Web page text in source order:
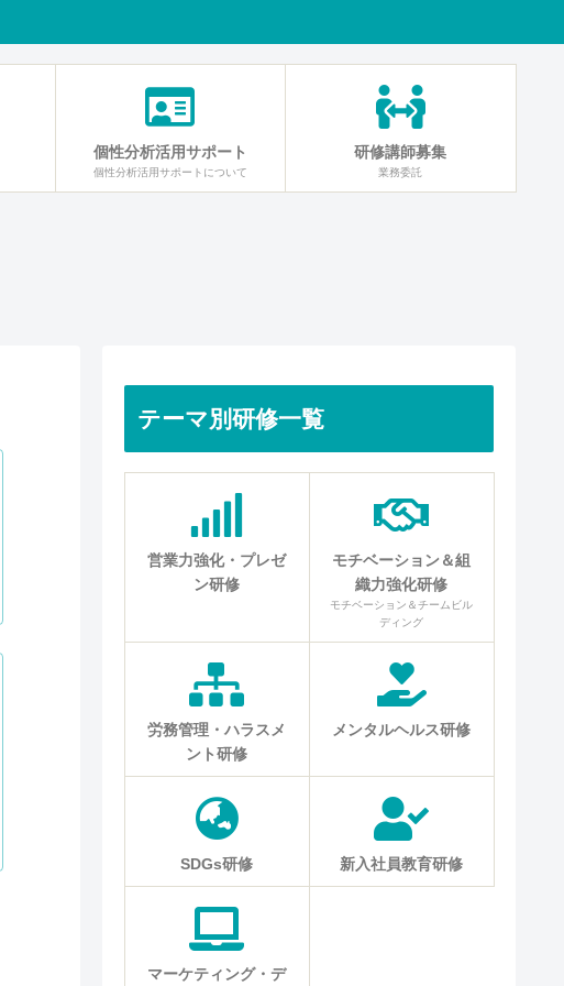
個性分析活用サポート
個性分析活用サポートについて
研修講師募集
業務委託
テーマ別研修一覧
営業力強化・プレゼ
ン研修
モチベーション＆組
織力強化研修
モチベーション＆チームビル
ディング
労務管理・ハラスメ
ント研修
メンタルヘルス研修
SDGs研修 新入社員教育研修
マーケティング・デ